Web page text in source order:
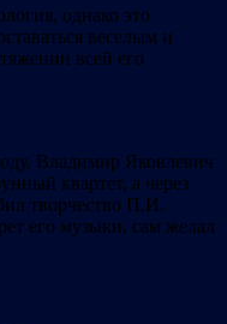
однако это
веселым и
всей его
Владимир Яковлевич
квартет, а через
творчество П.И.
его музыки, сам желал